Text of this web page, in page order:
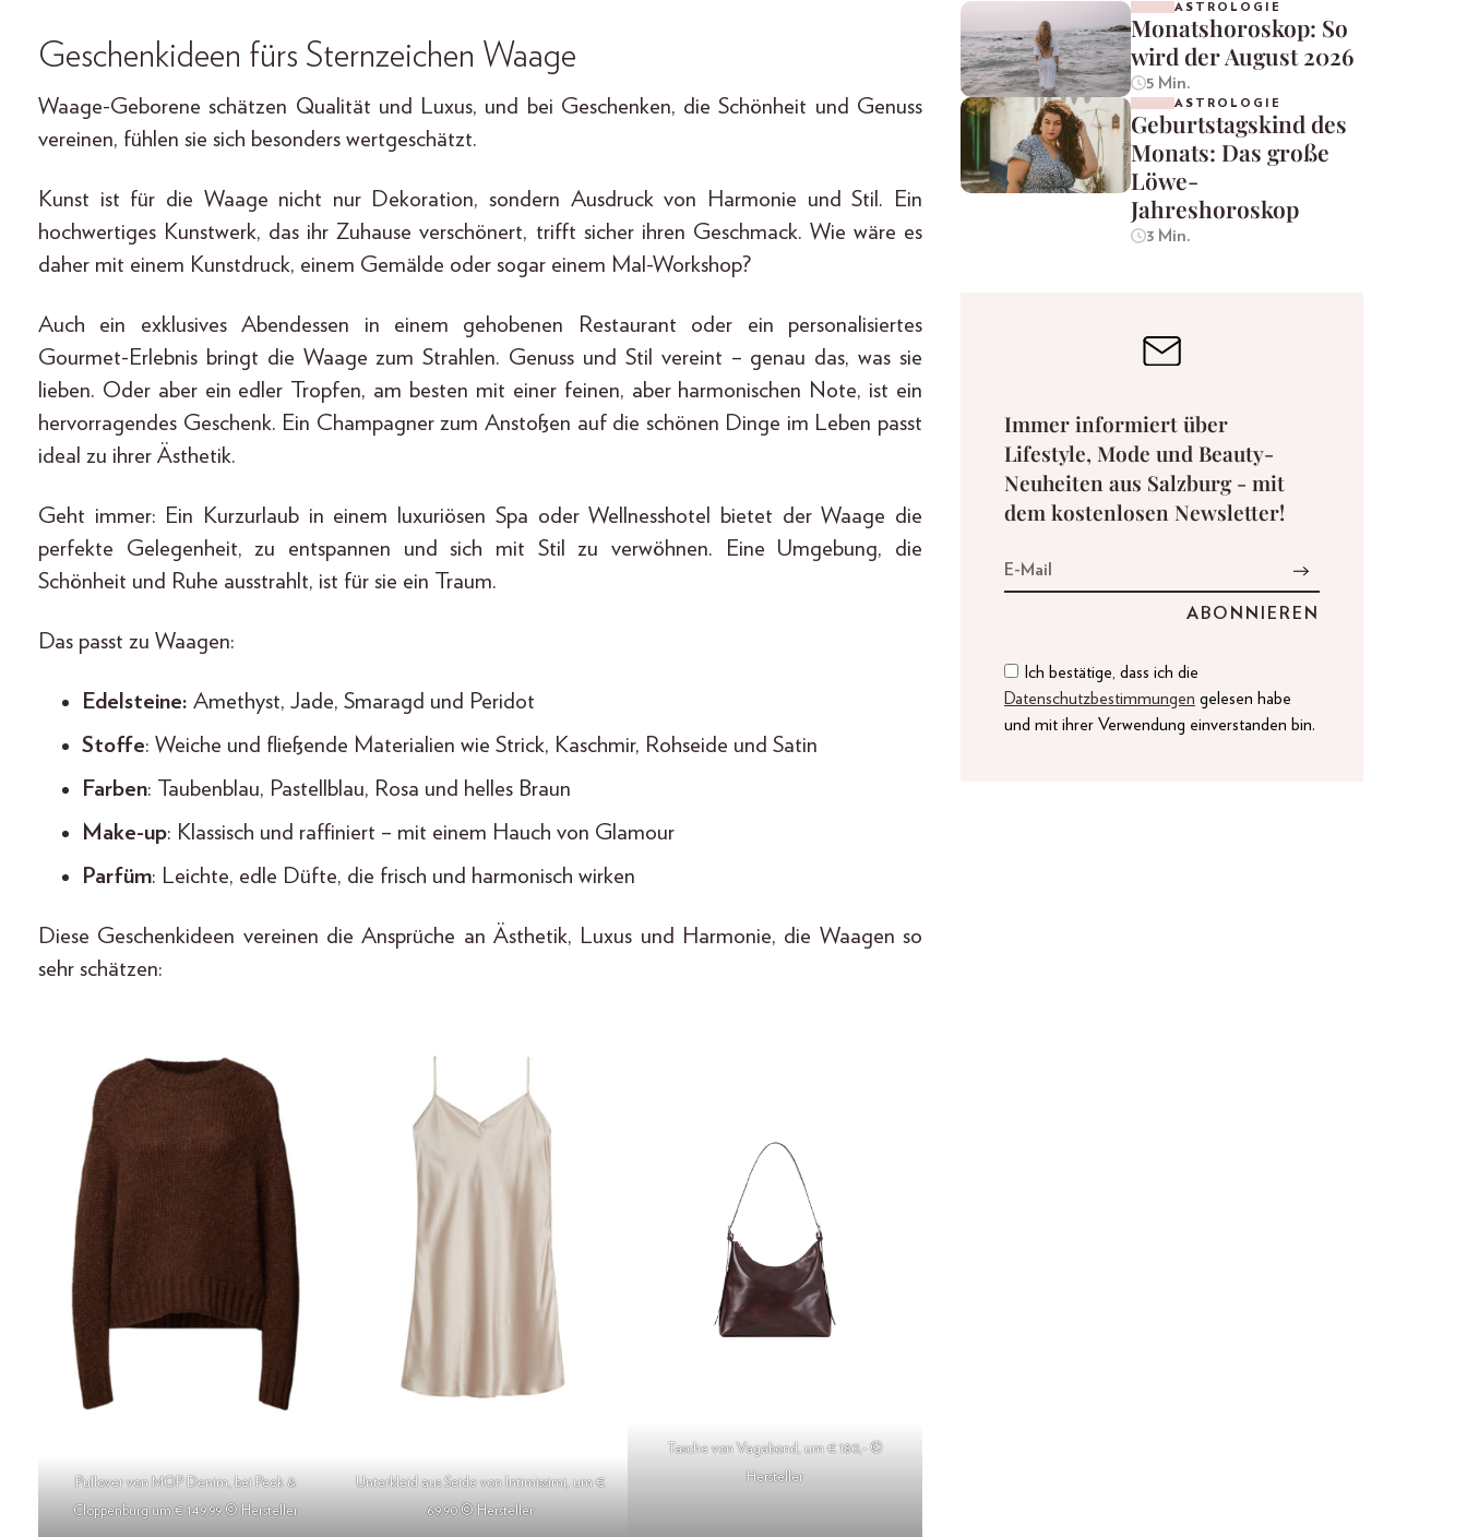
Geschenkideen fürs Sternzeichen Waage
Waage-Geborene schätzen Qualität und Luxus, und bei Geschenken, die Schönheit und Genuss
vereinen, fühlen sie sich besonders wertgeschätzt.
Kunst ist für die Waage nicht nur Dekoration, sondern Ausdruck von Harmonie und Stil. Ein
hochwertiges Kunstwerk, das ihr Zuhause verschönert, trifft sicher ihren Geschmack. Wie wäre es
daher mit einem Kunstdruck, einem Gemälde oder sogar einem Mal-Workshop?
Auch ein exklusives Abendessen in einem gehobenen Restaurant oder ein personalisiertes
Gourmet-Erlebnis bringt die Waage zum Strahlen. Genuss und Stil vereint – genau das, was sie
lieben. Oder aber ein edler Tropfen, am besten mit einer feinen, aber harmonischen Note, ist ein
hervorragendes Geschenk. Ein Champagner zum Anstoßen auf die schönen Dinge im Leben passt
ideal zu ihrer Ästhetik.
Geht immer: Ein Kurzurlaub in einem luxuriösen Spa oder Wellnesshotel bietet der Waage die
perfekte Gelegenheit, zu entspannen und sich mit Stil zu verwöhnen. Eine Umgebung, die
Schönheit und Ruhe ausstrahlt, ist für sie ein Traum.
Das passt zu Waagen:
Edelsteine: Amethyst, Jade, Smaragd und Peridot
Stoffe: Weiche und fließende Materialien wie Strick, Kaschmir, Rohseide und Satin
Farben: Taubenblau, Pastellblau, Rosa und helles Braun
Make-up: Klassisch und raffiniert – mit einem Hauch von Glamour
Parfüm: Leichte, edle Düfte, die frisch und harmonisch wirken
Diese Geschenkideen vereinen die Ansprüche an Ästhetik, Luxus und Harmonie, die Waagen so
sehr schätzen:
Pullover von MOP Denim, bei Peek &
Cloppenburg um € 149,99 © Hersteller
Unterkleid aus Seide von Intimissimi, um €
69,90 © Hersteller
Tasche von Vagabond, um € 180,- ©
Hersteller
ASTROLOGIE
Monatshoroskop: So
wird der August 2026
5 Min.
ASTROLOGIE
Geburtstagskind des
Monats: Das große
Löwe-
Jahreshoroskop
3 Min.
Immer informiert über
Lifestyle, Mode und Beauty-
Neuheiten aus Salzburg - mit
dem kostenlosen Newsletter!
Ich bestätige, dass ich die
Datenschutzbestimmungen gelesen habe
und mit ihrer Verwendung einverstanden bin.